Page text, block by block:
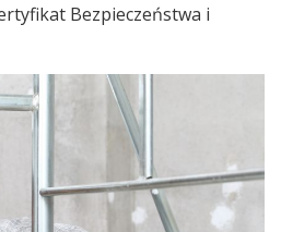
Bezpieczeństwa i